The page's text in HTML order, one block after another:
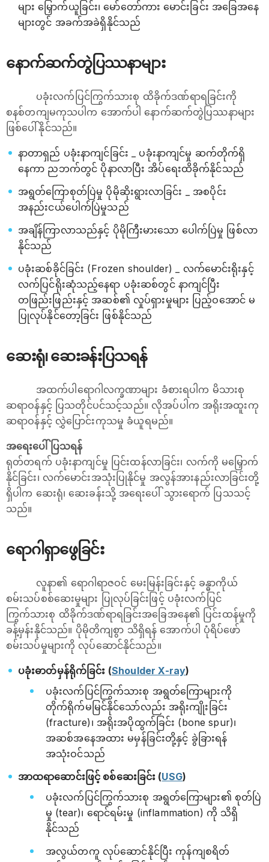
များ မြှောက်ယူခြင်း၊ မော်တော်ကား မောင်းခြင်း အခြေအနေ
များတွင် အခက်အခဲရှိနိုင်သည်
နောက်ဆက်တွဲပြဿနာများ
ပခုံးလက်ပြင်ကြွက်သားစု ထိခိုက်ဒဏ်ရာရခြင်းကို
စနစ်တကျမကုသပါက အောက်ပါ နောက်ဆက်တွဲပြဿနာများ
ဖြစ်ပေါ်နိုင်သည်။
နာတာရှည် ပခုံးနာကျင်ခြင်း _ ပခုံးနာကျင်မှု ဆက်တိုက်ရှိ
နေကာ ညဘက်တွင် ပိုနာလာပြီး အိပ်ရေးထိခိုက်နိုင်သည်
အရွတ်ကြောစုတ်ပြဲမှု ပိုမိုဆိုးရွားလာခြင်း _ အစပိုင်း
အနည်းငယ်ပေါက်ပြဲမှုသည်
အချိန်ကြာလာသည်နှင့် ပိုမိုကြီးမားသော ပေါက်ပြဲမှု ဖြစ်လာ
နိုင်သည်
ပခုံးဆစ်ခိုင်ခြင်း (Frozen shoulder) _ လက်မောင်းရိုးနှင့်
လက်ပြင်ရိုးဆုံသည့်နေရာ ပခုံးဆစ်တွင် နာကျင်ပြီး
တဖြည်းဖြည်းနှင့် အဆစ်၏ လှုပ်ရှားမှုများ ပြည့်ဝအောင် မ
ပြုလုပ်နိုင်တော့ခြင်း ဖြစ်နိုင်သည်
ဆေးရုံ၊ ဆေးခန်းပြသရန်
အထက်ပါရောဂါလက္ခဏာများ ခံစားရပါက မိသားစု
ဆရာဝန်နှင့် ပြသတိုင်ပင်သင့်သည်။ လိုအပ်ပါက အရိုးအထူးကု
ဆရာဝန်နှင့် လွှဲပြောင်းကုသမှု ခံယူရမည်။
အရေးပေါ် ပြသရန်
ရုတ်တရက် ပခုံးနာကျင်မှု ပြင်းထန်လာခြင်း၊ လက်ကို မမြှောက်
နိုင်ခြင်း၊ လက်မောင်းအသုံးပြုနိုင်မှု အလွန်အားနည်းလာခြင်းတို့
ရှိပါက ဆေးရုံ၊ ဆေးခန်းသို့ အရေးပေါ် သွားရောက် ပြသသင့်
သည်။
ရောဂါရှာဖွေခြင်း
လူနာ၏ ရောဂါရာဇဝင် မေးမြန်းခြင်းနှင့် ခန္ဓာကိုယ်
စမ်းသပ်စစ်ဆေးမှုများ ပြုလုပ်ခြင်းဖြင့် ပခုံးလက်ပြင်
ကြွက်သားစု ထိခိုက်ဒဏ်ရာရခြင်းအခြေအနေ၏ ပြင်းထန်မှုကို
ခန့်မှန်းနိုင်သည်။ ပိုမိုတိကျစွာ သိရှိရန် အောက်ပါ ပုံရိပ်ဖော်
စမ်းသပ်မှုများကို လုပ်ဆောင်နိုင်သည်။
ပခုံးဓာတ်မှန်ရိုက်ခြင်း (Shoulder X-ray)
ပခုံးလက်ပြင်ကြွက်သားစု အရွတ်ကြောများကို
တိုက်ရိုက်မမြင်နိုင်သော်လည်း အရိုးကျိုးခြင်း
(fracture)၊ အရိုးအပိုထွက်ခြင်း (bone spur)၊
အဆစ်အနေအထား မမှန်ခြင်းတို့နှင့် ခွဲခြားရန်
အသုံးဝင်သည်
အာထရာဆောင်းဖြင့် စစ်ဆေးခြင်း (USG)
ပခုံးလက်ပြင်ကြွက်သားစု အရွတ်ကြောများ၏ စုတ်ပြဲ
မှု (tear)၊ ရောင်ရမ်းမှု (inflammation) ကို သိရှိ
နိုင်သည်
အလွယ်တကူ လုပ်ဆောင်နိုင်ပြီး ကုန်ကျစရိတ်